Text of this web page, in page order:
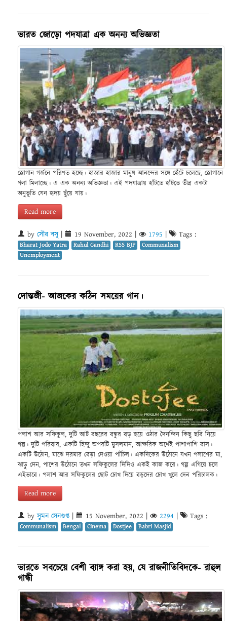
ভারত জোড়ো পদযাত্রা এক অনন্য অভিজ্ঞতা
স্লোগান গর্জনে পরিণত হচ্ছে। হাজার হাজার মানুষ আনন্দের সঙ্গে হেঁটে চলেছে, স্লোগানে
গলা মিলাচ্ছে। এ এক অনন্য অভিজ্ঞতা। এই পদযাত্রায় হাঁটতে হাঁটতে তীব্র একটা
অনুভূতি যেন হৃদয় ছুঁয়ে যায়।
Read more
by সৌর বসু| 19 November, 2022 1795 Tags :
Bharat Jodo Yatra Rahul Gandhi RSS BJP
Communalism
Unemployment
দোস্তজী- আজকের কঠিন সময়ের গান।
পলাশ আর সফিকুল, দুটি আট বছরের বন্ধুর বড় হয়ে ওঠার দৈনন্দিন কিছু ছবি নিয়ে
গল্প। দুটি পরিবার, একটি হিন্দু অপরটি মুসলমান, আক্ষরিক অর্থেই পাশাপাশি বাস।
একটি উঠোন, মাঝে দরমার বেড়া দেওয়া পাঁচিল। একদিকের উঠোনে যখন পলাশের মা,
ঝাড়ু দেন, পাশের উঠোনে তখন সফিকুলের দিদিও একই কাজ করে। গল্প এগিয়ে চলে
এইভাবে। পলাশ আর সফিকুলের ছোট চোখ দিয়ে বড়দের চোখ খুলে দেন পরিচালক।
Read more
byসুমন সেনগুপ্ত 15 November, 2022 2294 Tags :
Communalism Bengal Cinema Dostjee Babri Masjid
ভারতে সবচেয়ে বেশী ব্যাঙ্গ করা হয়, যে রাজনীতিবিদকে- রাহুল
গান্ধী